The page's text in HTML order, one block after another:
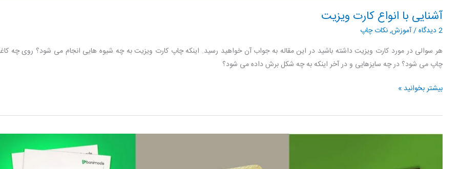
آشنایی با انواع کارت ویزیت
2 دیدگاه /آموزش,نکات چاپ
هر سوالی در مورد کارت ویزیت داشته باشید در این مقاله به جواب آن خواهید رسید. اینکه چاپ کارت ویزیت به چه شیوه هایی انجام می شود؟ روی چه
چاپ می شود؟ در چه سایزهایی و در آخر اینکه به چه شکل برش داده می شود؟
آشنایی
انواع
بیشتر بخوانید »